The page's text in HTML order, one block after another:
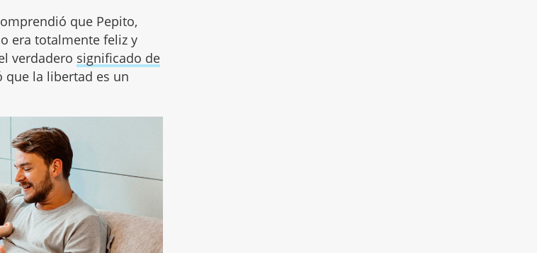
que Pepito,
era totalmente feliz y
verdadero significado de
que la libertad es un